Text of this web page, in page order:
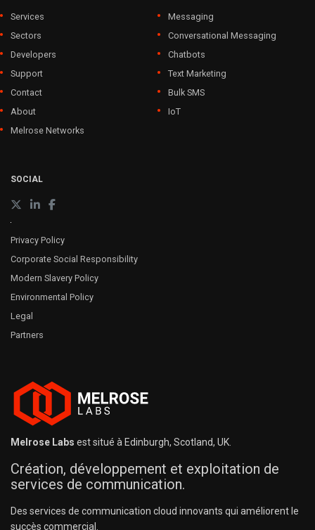
Services
Sectors
Developers
Support
Contact
About
Melrose Networks
Messaging
Conversational Messaging
Chatbots
Text Marketing
Bulk SMS
IoT
SOCIAL
Privacy Policy
Corporate Social Responsibility
Modern Slavery Policy
Environmental Policy
Legal
Partners
Melrose Labs est situé à Edinburgh, Scotland, UK.
Création, développement et exploitation de
services de communication.
Des services de communication cloud innovants qui améliorent le
succès commercial.